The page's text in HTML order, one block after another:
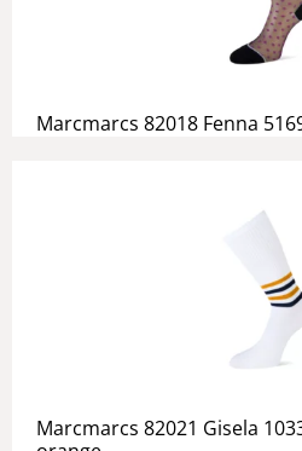
Marcmarcs 82018 Fenna
Marcmarcs 82021 Gisela